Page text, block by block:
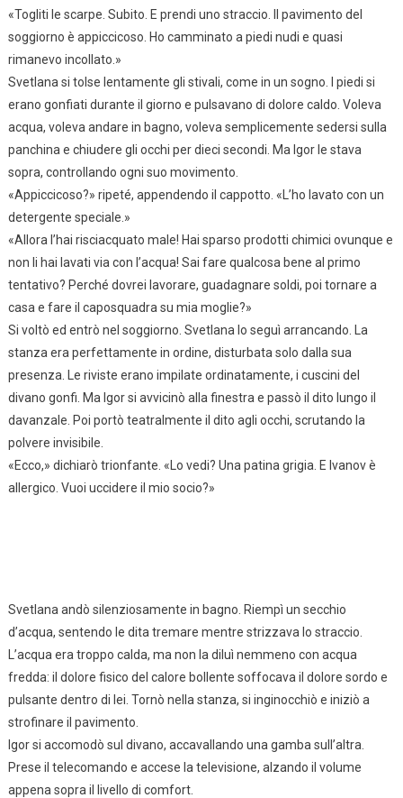
«Togliti le scarpe. Subito. E prendi uno straccio. Il pavimento del
soggiorno è appiccicoso. Ho camminato a piedi nudi e quasi
rimanevo incollato.»
Svetlana si tolse lentamente gli stivali, come in un sogno. I piedi si
erano gonfiati durante il giorno e pulsavano di dolore caldo. Voleva
acqua, voleva andare in bagno, voleva semplicemente sedersi sulla
panchina e chiudere gli occhi per dieci secondi. Ma Igor le stava
sopra, controllando ogni suo movimento.
«Appiccicoso?» ripeté, appendendo il cappotto. «L’ho lavato con un
detergente speciale.»
«Allora l’hai risciacquato male! Hai sparso prodotti chimici ovunque e
non li hai lavati via con l’acqua! Sai fare qualcosa bene al primo
tentativo? Perché dovrei lavorare, guadagnare soldi, poi tornare a
casa e fare il caposquadra su mia moglie?»
Si voltò ed entrò nel soggiorno. Svetlana lo seguì arrancando. La
stanza era perfettamente in ordine, disturbata solo dalla sua
presenza. Le riviste erano impilate ordinatamente, i cuscini del
divano gonfi. Ma Igor si avvicinò alla finestra e passò il dito lungo il
davanzale. Poi portò teatralmente il dito agli occhi, scrutando la
polvere invisibile.
«Ecco,» dichiarò trionfante. «Lo vedi? Una patina grigia. E Ivanov è
allergico. Vuoi uccidere il mio socio?»
Svetlana andò silenziosamente in bagno. Riempì un secchio
d’acqua, sentendo le dita tremare mentre strizzava lo straccio.
L’acqua era troppo calda, ma non la diluì nemmeno con acqua
fredda: il dolore fisico del calore bollente soffocava il dolore sordo e
pulsante dentro di lei. Tornò nella stanza, si inginocchiò e iniziò a
strofinare il pavimento.
Igor si accomodò sul divano, accavallando una gamba sull’altra.
Prese il telecomando e accese la televisione, alzando il volume
appena sopra il livello di comfort.